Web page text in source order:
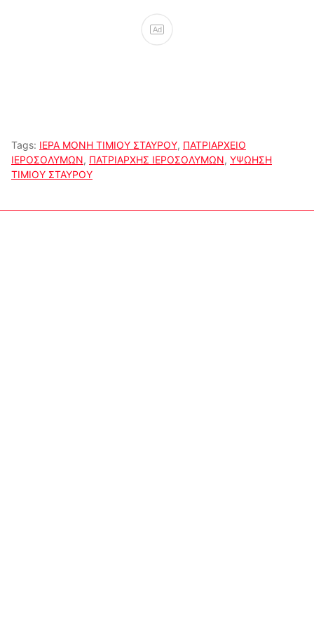
Ad
Tags: ΙΕΡΑ ΜΟΝΗ ΤΙΜΙΟΥ ΣΤΑΥΡΟΥ, ΠΑΤΡΙΑΡΧΕΙΟ
ΙΕΡΟΣΟΛΥΜΩΝ, ΠΑΤΡΙΑΡΧΗΣ ΙΕΡΟΣΟΛΥΜΩΝ, ΥΨΩΗΣΗ
ΤΙΜΙΟΥ ΣΤΑΥΡΟΥ